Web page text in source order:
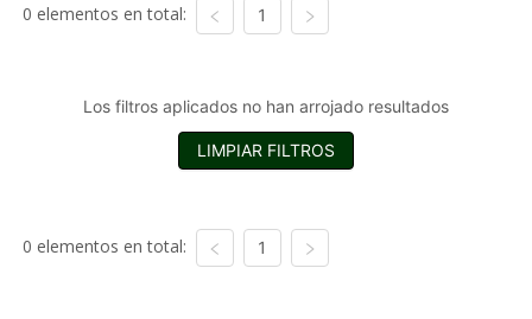
0 elementos en total: 1
Los filtros aplicados no han arrojado resultados
LIMPIAR FILTROS
0 elementos en total: 1